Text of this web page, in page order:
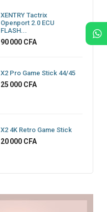
XENTRY Tactrix
Openport 2.0 ECU
FLASH...
Prix
90 000 CFA
X2 Pro Game Stick 44/45
Prix
25 000 CFA
X2 4K Retro Game Stick
Prix
20 000 CFA